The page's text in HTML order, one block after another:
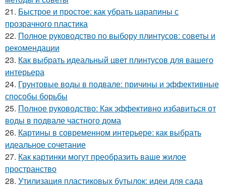
21. Быстрое и простое: как убрать царапины с
прозрачного пластика
22. Полное руководство по выбору плинтусов: советы и
рекомендации
23. Как выбрать идеальный цвет плинтусов для вашего
интерьера
24. Грунтовые воды в подвале: причины и эффективные
способы борьбы
25. Полное руководство: Как эффективно избавиться от
воды в подвале частного дома
26. Картины в современном интерьере: как выбрать
идеальное сочетание
27. Как картинки могут преобразить ваше жилое
пространство
28. Утилизация пластиковых бутылок: идеи для сада